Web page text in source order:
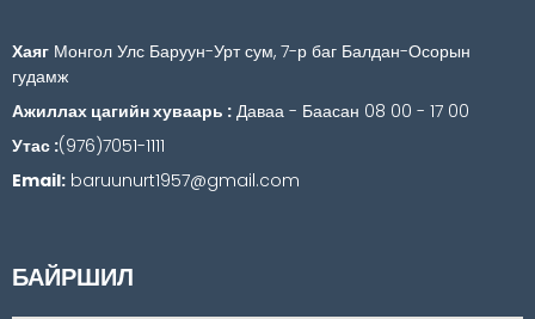
Хаяг Монгол Улс Баруун-Урт сум, 7-р баг Балдан-Осорын
гудамж
Ажиллах цагийн хуваарь : Даваа - Баасан 08 00 - 17 00
Утас :(976)7051-1111
Email: baruunurt1957@gmail.com
БАЙРШИЛ